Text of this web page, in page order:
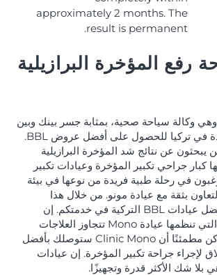
approximately 2 months. The
result is permanent.
رفع المؤخرة البرازيلية
وهي وكالة سياحة صحية، بمثابة جسر بينك وبين
عيادات BBL الرائدة في تركيا للحصول على أفضل عروض BBL.
عن نتائج شد المؤخرة البرازيلية
كبار جراحي تكبير المؤخرة وعيادات تكبير
في رحلة طبية فريدة من نوعها في بيئة
بثقة مع عيادة مونو. من خلال هذا
التعاون، ستكون أفضل عيادات BBL التركية في خدمتكم. إن
عروض BBL تركيا التي تنظمها عيادة Mono تتجاوز العلاجات
الطبية الاستثنائية. كن مطمئنًا أن Clinic Mono ستوصلك بأفضل
لإجراء جراحة تكبير المؤخرة. إن عيادات